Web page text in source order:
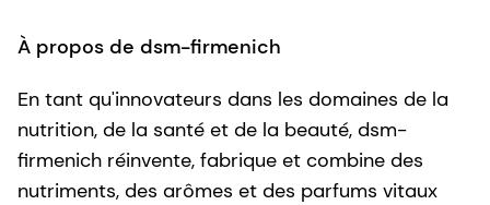
À propos de dsm-firmenich
En tant qu'innovateurs dans les domaines de la
nutrition, de la santé et de la beauté, dsm-
firmenich réinvente, fabrique et combine des
nutriments, des arômes et des parfums vitaux